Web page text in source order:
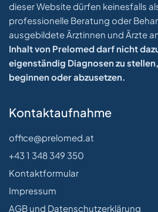
dieser Website dürfen keinesfalls
professionelle Beratung oder
ausgebildete Ärztinnen und Ärzte
Inhalt von Prelomed darf nicht
eigenständig Diagnosen zu
beginnen oder abzusetzen.
Kontaktaufnahme
office@prelomed.at
+43 1 348 349 350
Kontaktformular
Impressum
AGB und Datenschutzerklärung